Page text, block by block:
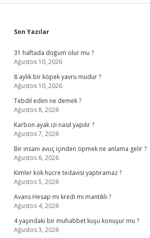
Sidebar
Son Yazılar
31 haftada doğum olur mu ?
Ağustos 10, 2026
8 aylık bir köpek yavru mudur ?
Ağustos 10, 2026
Tebdil eden ne demek ?
Ağustos 8, 2026
Karbon ayak izi nasıl yapılır ?
Ağustos 7, 2026
Bir insanı avuç içinden öpmek ne anlama gelir ?
Ağustos 6, 2026
Kimler kök hücre tedavisi yaptıramaz ?
Ağustos 5, 2026
Avans Hesap mı kredi mi mantıklı ?
Ağustos 4, 2026
4 yaşındaki bir muhabbet kuşu konuşur mu ?
Ağustos 3, 2026